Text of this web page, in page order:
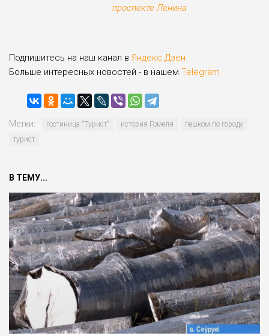
проспекте Ленина
Подпишитесь на наш канал в Яндекс.Дзен
Больше интересных новостей - в нашем Telegram
Метки: гостиница "Турист" история Гомеля
пешком по городу
турист
В ТЕМУ...